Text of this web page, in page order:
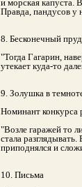
и морская капуста.
Правда, пандусов у
8. Бесконечный пруд
"Тогда Гагарин,
утекает куда-то
9. Золушка в
Номинант конкурса
"Возле гаражей то
стала
приподнялся и
10. Письма